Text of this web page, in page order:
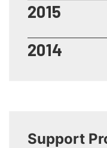
2015
2014
Support